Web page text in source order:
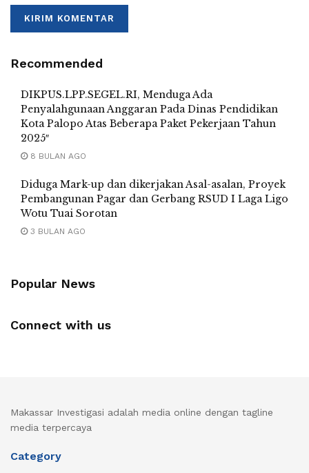
Recommended
DIKPUS.LPP.SEGEL.RI, Menduga Ada
Penyalahgunaan Anggaran Pada Dinas Pendidikan
Kota Palopo Atas Beberapa Paket Pekerjaan Tahun
2025″
8 BULAN AGO
Diduga Mark-up dan dikerjakan Asal-asalan, Proyek
Pembangunan Pagar dan Gerbang RSUD I Laga Ligo
Wotu Tuai Sorotan
3 BULAN AGO
Popular News
Connect with us
Makassar Investigasi adalah media online dengan tagline
media terpercaya
Category